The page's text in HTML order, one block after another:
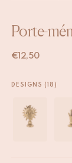
Porte-
€ 12,50
DESIGNS (18)